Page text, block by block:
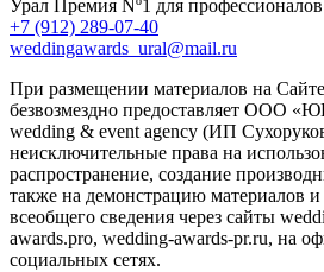
Урал Премия Nº1 для
+7 (912) 289-07-40
weddingawards_ural@mail.ru
При размещении материалов на
безвозмездно предоставляет ООО
wedding & event agency (ИП
неисключительные права на
распространение, создание
также на демонстрацию материалов
всеобщего сведения через сайты
awards.pro, wedding-awards-pr.ru, на
социальных сетях.